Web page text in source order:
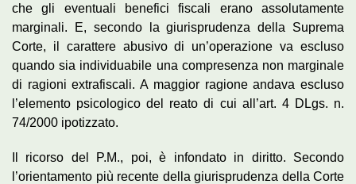
che gli eventuali benefici fiscali erano assolutamente
marginali. E, secondo la giurisprudenza della Suprema
Corte, il carattere abusivo di un’operazione va escluso
quando sia individuabile una compresenza non marginale
di ragioni extrafiscali. A maggior ragione andava escluso
l’elemento psicologico del reato di cui all’art. 4 DLgs. n.
74/2000 ipotizzato.
Il ricorso del P.M., poi, è infondato in diritto. Secondo
l’orientamento più recente della giurisprudenza della Corte